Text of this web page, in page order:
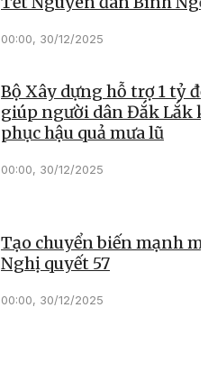
00:00, 30/12/2025
Bộ Xây dựng hỗ trợ 1 tỷ
giúp người dân Đắk Lắk
phục hậu quả mưa lũ
00:00, 30/12/2025
Tạo chuyển biến mạnh
Nghị quyết 57
00:00, 30/12/2025